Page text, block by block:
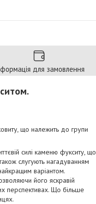
для замовлення
що належить до групи
силі каменю фукситу, що
слугують нагадуванням
варіантом.
його яскравій
перспективах. Що більше